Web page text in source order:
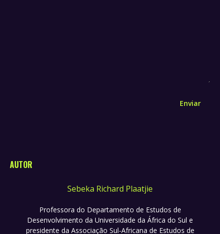
Enviar
AUTOR
Sebeka Richard Plaatjie
Professora do Departamento de Estudos de
Desenvolvimento da Universidade da África do Sul e
presidente da Associação Sul-Africana de Estudos de